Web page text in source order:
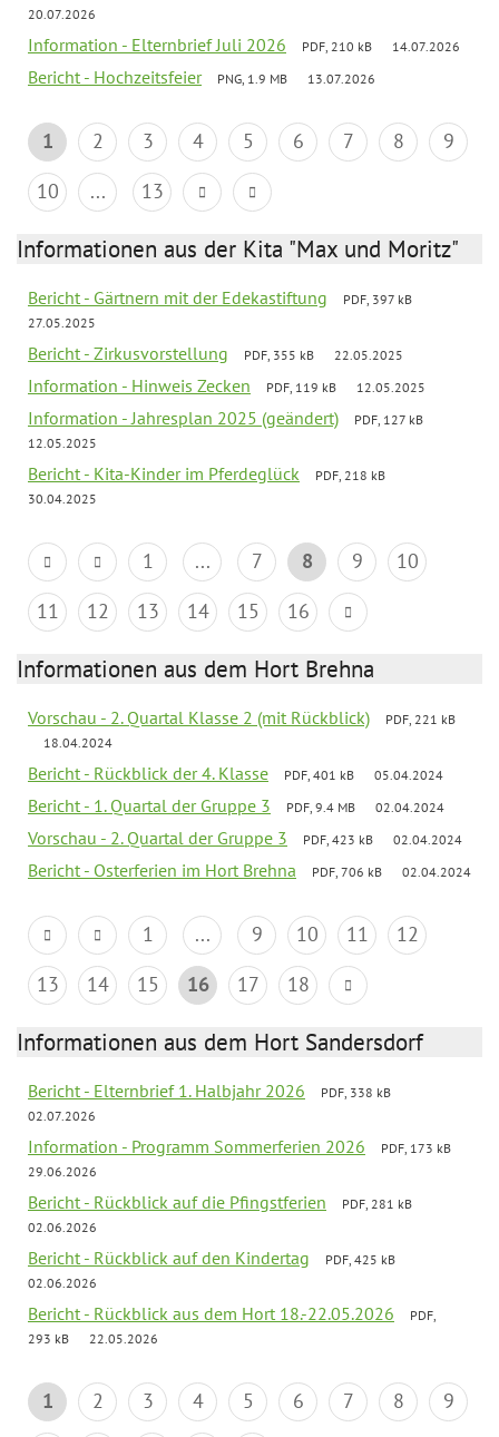
20.07.2026
Information - Elternbrief Juli 2026 PDF, 210 kB 14.07.2026
Bericht - Hochzeitsfeier PNG, 1.9 MB 13.07.2026
1 2 3 4 5 6 7 8
9
10
... 13
Informationen aus der Kita "Max und Moritz"
Bericht - Gärtnern mit der Edekastiftung
PDF, 397 kB
27.05.2025
Bericht - Zirkusvorstellung PDF, 355 kB 22.05.2025
Information - Hinweis Zecken PDF, 119 kB 12.05.2025
Information - Jahresplan 2025 (geändert)
PDF, 127 kB
12.05.2025
Bericht - Kita-Kinder im Pferdeglück
PDF, 218 kB
30.04.2025
1 ... 7 8 9
10
11
12 13 14 15 16
Informationen aus dem Hort Brehna
Vorschau - 2. Quartal Klasse 2 (mit Rückblick)
PDF, 221 kB
18.04.2024
Bericht - Rückblick der 4. Klasse PDF, 401 kB 05.04.2024
Bericht - 1. Quartal der Gruppe 3 PDF, 9.4 MB 02.04.2024
Vorschau - 2. Quartal der Gruppe 3 PDF, 423 kB 02.04.2024
Bericht - Osterferien im Hort Brehna PDF, 706 kB 02.04.2024
1 ... 9 10 11
12
13
14 15 16 17 18
Informationen aus dem Hort Sandersdorf
Bericht - Elternbrief 1. Halbjahr 2026
PDF, 338 kB
02.07.2026
Information - Programm Sommerferien 2026
PDF, 173 kB
29.06.2026
Bericht - Rückblick auf die Pfingstferien
PDF, 281 kB
02.06.2026
Bericht - Rückblick auf den Kindertag
PDF, 425 kB
02.06.2026
Bericht - Rückblick aus dem Hort 18.-22.05.2026
PDF,
293 kB
22.05.2026
1 2 3 4 5 6 7 8
9